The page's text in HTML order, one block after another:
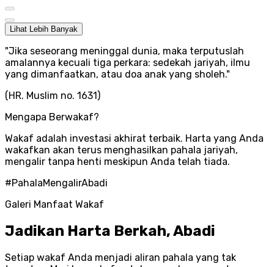
Lihat Lebih Banyak
"Jika seseorang meninggal dunia, maka terputuslah
amalannya kecuali tiga perkara: sedekah jariyah, ilmu
yang dimanfaatkan, atau doa anak yang sholeh."
(HR. Muslim no. 1631)
Mengapa Berwakaf?
Wakaf adalah investasi akhirat terbaik. Harta yang Anda
wakafkan akan terus menghasilkan pahala jariyah,
mengalir tanpa henti meskipun Anda telah tiada.
#PahalaMengalirAbadi
Galeri Manfaat Wakaf
Jadikan Harta Berkah, Abadi
Setiap wakaf Anda menjadi aliran pahala yang tak